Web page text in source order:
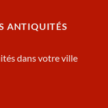
ANTIQUITÉS
dans votre ville